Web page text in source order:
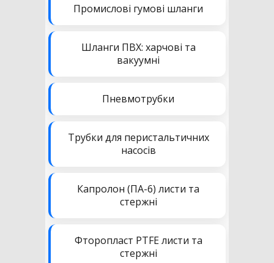
Промислові гумові шланги
Шланги ПВХ: харчові та
вакуумні
Пневмотрубки
Трубки для перистальтичних
насосів
Капролон (ПА-6) листи та
стержні
Фторопласт PTFE листи та
стержні